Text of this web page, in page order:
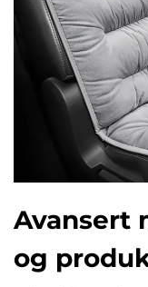
Avansert
og